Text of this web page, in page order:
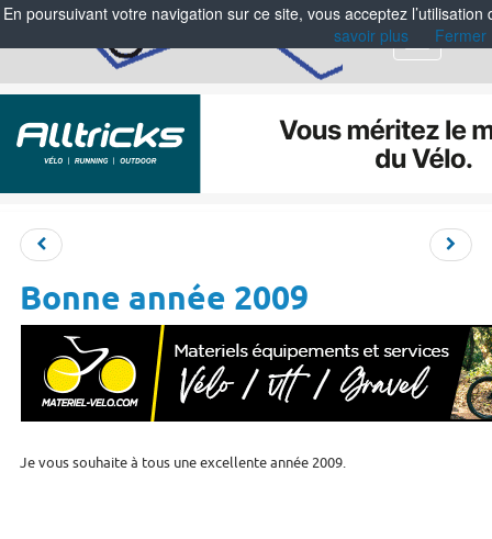
Menu
Bonne année 2009
Je vous souhaite à tous une excellente année 2009.
En poursuivant votre navigation sur ce site, vous acceptez
savoir plus
Fermer